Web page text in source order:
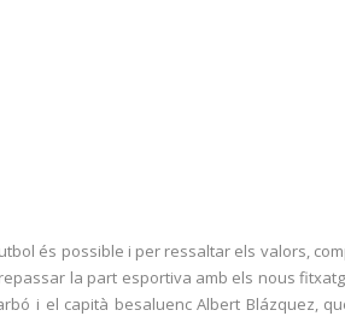
és possible i per ressaltar els valors,
la part esportiva amb els nous
i el capità besaluenc Albert Blázquez,